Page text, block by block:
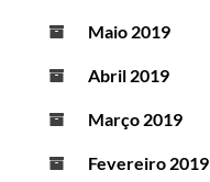
Maio 2019
Abril 2019
Março 2019
Fevereiro 2019